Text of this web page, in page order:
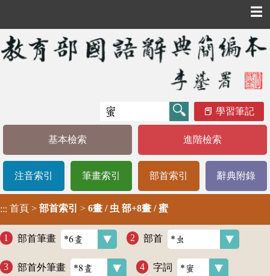
☰
學習筆記
基本檢索 進階檢索
注音索引 筆畫索引 部首索引 辭典附錄
::: 首頁 > 部首索引 > 6畫 / 虫 部+8畫 / 蜜
部首筆畫 部首
部首外筆畫 字詞